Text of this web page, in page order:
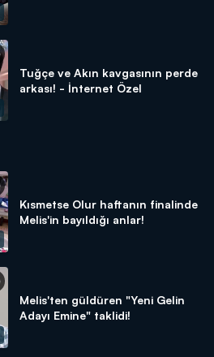
Tuğçe ve Akın kavgasının perde
arkası! - İnternet Özel
Kısmetse Olur haftanın finalinde
Melis'in bayıldığı anlar!
Melis'ten güldüren "Yeni Gelin
Adayı Emine" taklidi!